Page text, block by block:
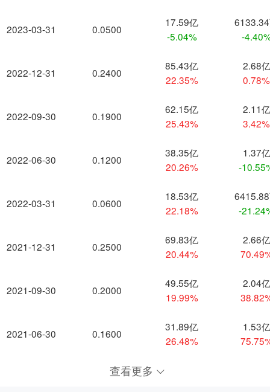
2023-03-31
2022-12-31
2022-09-30
2022-06-30
2022-03-31
2021-12-31
2021-09-30
2021-06-30
0.0500
17.59亿
-5.04%
-
0.2400
85.43亿
22.35%
2.68亿
0.78%
0.1900
62.15亿
25.43%
2.11亿
3.42%
0.1200
38.35亿
20.26%
1.37亿
-
0.0600
18.53亿
22.18%
-
0.2500
69.83亿
20.44%
2.66亿
0.2000
49.55亿
19.99%
2.04亿
0.1600
31.89亿
26.48%
1.53亿
查看更多